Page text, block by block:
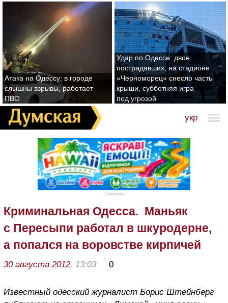
Атака на Одессу: в городе
слышны взрывы, работает
ПВО
Удар по Одессе: двое
пострадавших, на стадионе
«Черноморец» снесло часть
крыши, субботняя игра
под угрозой
укр
Реклама
Криминальная Одесса. Маньяк
с Пересыпи работал в шкуродерне,
а попался на воровстве кирпичей
30 августа 2012, 13:03 0
Известный одесский журналист Борис Штейнберг